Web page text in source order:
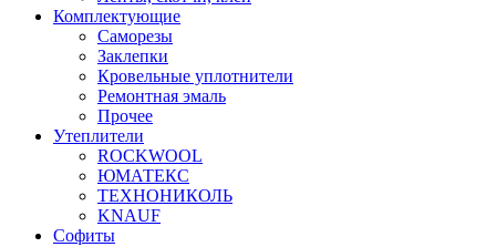
Комплектующие
Саморезы
Заклепки
Кровельные уплотнители
Ремонтная эмаль
Прочее
Утеплители
ROCKWOOL
ЮМАТЕКС
ТЕХНОНИКОЛЬ
KNAUF
Софиты